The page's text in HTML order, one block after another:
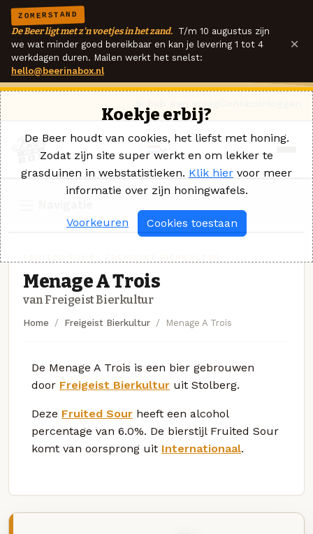
ZOMERSTAND
De Beer ligt met z'n voetjes in het zand. T/m 10 augustus zijn
we wat minder goed bereikbaar en kan je levering 1 tot 4
werkdagen duren. Mailen werkt het snelst:
hello@beerinabox.nl
×
Menage A Trois
van Freigeist Bierkultur
Home Freigeist Bierkultur Menage A Trois
De Menage A Trois is een bier gebrouwen
door Freigeist Bierkultur uit Stolberg.
Deze Fruited Sour heeft een alcohol
percentage van 6.0%. De bierstijl Fruited Sour
komt van oorsprong uit Internationaal.
Koekje erbij?
De Beer houdt van cookies, het liefst met honing.
Zodat zijn site super werkt en om lekker te
grasduinen in webstatistieken. Klik hier voor meer
informatie over zijn honingwafels.
Voorkeuren Cookies toestaan